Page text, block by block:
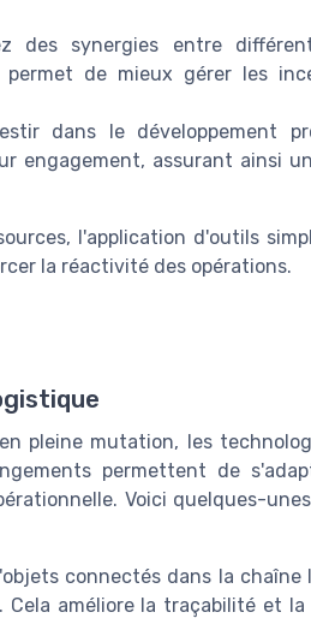
des synergies entre
permet de mieux gérer les
dans le développement
engagement, assurant ainsi
l'application d'outils
la réactivité des opérations.
pleine mutation, les
permettent de
Voici quelques-
connectés dans la chaîne
Cela améliore la traçabilité et